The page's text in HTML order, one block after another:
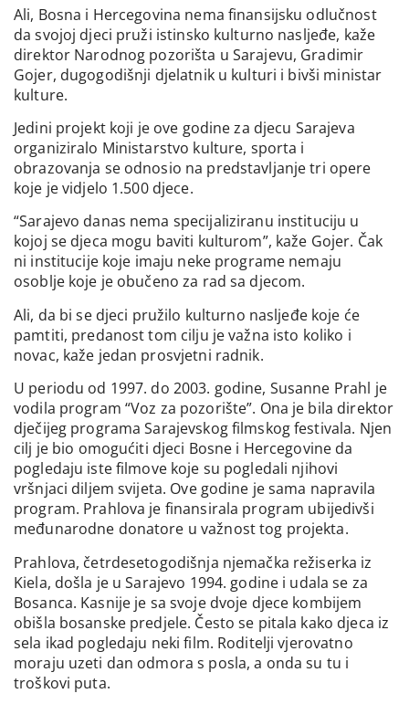
Ali, Bosna i Hercegovina nema finansijsku odlučnost
da svojoj djeci pruži istinsko kulturno nasljeđe, kaže
direktor Narodnog pozorišta u Sarajevu, Gradimir
Gojer, dugogodišnji djelatnik u kulturi i bivši ministar
kulture.
Jedini projekt koji je ove godine za djecu Sarajeva
organiziralo Ministarstvo kulture, sporta i
obrazovanja se odnosio na predstavljanje tri opere
koje je vidjelo 1.500 djece.
“Sarajevo danas nema specijaliziranu instituciju u
kojoj se djeca mogu baviti kulturom”, kaže Gojer. Čak
ni institucije koje imaju neke programe nemaju
osoblje koje je obučeno za rad sa djecom.
Ali, da bi se djeci pružilo kulturno nasljeđe koje će
pamtiti, predanost tom cilju je važna isto koliko i
novac, kaže jedan prosvjetni radnik.
U periodu od 1997. do 2003. godine, Susanne Prahl je
vodila program “Voz za pozorište”. Ona je bila direktor
dječijeg programa Sarajevskog filmskog festivala. Njen
cilj je bio omogućiti djeci Bosne i Hercegovine da
pogledaju iste filmove koje su pogledali njihovi
vršnjaci diljem svijeta. Ove godine je sama napravila
program. Prahlova je finansirala program ubijedivši
međunarodne donatore u važnost tog projekta.
Prahlova, četrdesetogodišnja njemačka režiserka iz
Kiela, došla je u Sarajevo 1994. godine i udala se za
Bosanca. Kasnije je sa svoje dvoje djece kombijem
obišla bosanske predjele. Često se pitala kako djeca iz
sela ikad pogledaju neki film. Roditelji vjerovatno
moraju uzeti dan odmora s posla, a onda su tu i
troškovi puta.